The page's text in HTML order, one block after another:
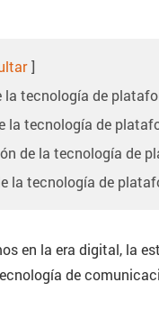
]
tecnología de
la tecnología de
de la tecnología de
la tecnología de
en la era digital, la
de